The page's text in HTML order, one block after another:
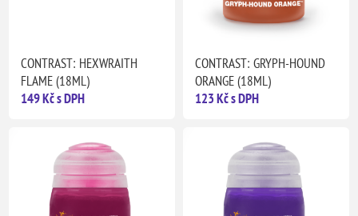
CONTRAST: HEXWRAITH
FLAME (18ML)
149 Kč s DPH
CONTRAST: GRYPH-HOUND
ORANGE (18ML)
123 Kč s DPH